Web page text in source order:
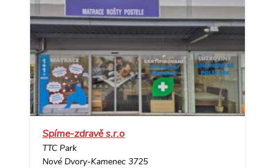
Spíme-zdravě s.r.o
TTC Park
Nové Dvory-Kamenec 3725